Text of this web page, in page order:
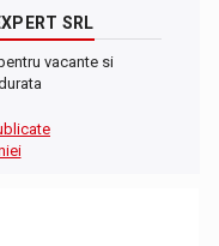
SRL
vacante si